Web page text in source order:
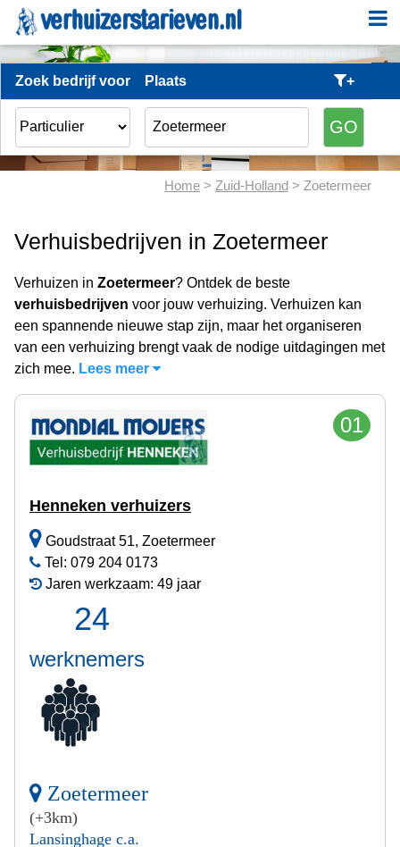
Zoek bedrijf voor Plaats +
Home > Zuid-Holland > Zoetermeer
Verhuisbedrijven in Zoetermeer
Verhuizen in Zoetermeer? Ontdek de beste
verhuisbedrijven voor jouw verhuizing. Verhuizen kan
een spannende nieuwe stap zijn, maar het organiseren
van een verhuizing brengt vaak de nodige uitdagingen met
zich mee. Lees meer
01
Henneken verhuizers
Goudstraat 51, Zoetermeer
Tel: 079 204 0173
Jaren werkzaam: 49 jaar
24
werknemers
Zoetermeer
(+3km)
Lansinghage c.a.